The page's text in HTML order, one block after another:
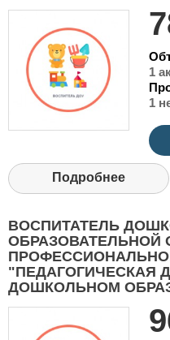
1
1
Подробнее
ВОСПИТАТЕЛЬ
ОБРАЗОВАТЕЛЬНОЙ
"ПЕДАГОГИЧЕСКАЯ
ДОШКОЛЬНОМ